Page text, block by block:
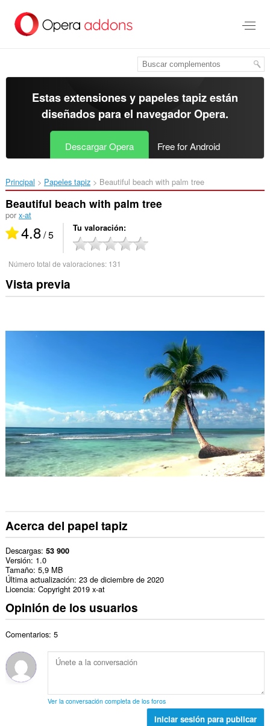
contenido
Estas extensiones y papeles tapiz están
diseñados para el navegador Opera.
Descargar Opera Free for Android
Principal Papeles tapiz Beautiful beach with palm tree‎
Beautiful beach with palm tree
por x-at
4.8/ 5 Tu valoración
Número total de valoraciones: 131
Vista previa
Acerca del papel tapiz
Descargas 53 900
Versión 1.0
Tamaño 5,9 MB
Última actualización 23 de diciembre de 2020
Licencia Copyright 2019 x-at
Opinión de los usuarios
Comentarios: 5
Ver la conversación completa de los foros
Iniciar sesión para publicar